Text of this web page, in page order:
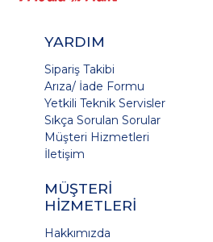
YARDIM
Sipariş Takibi
Arıza/ İade Formu
Yetkili Teknik Servisler
Sıkça Sorulan Sorular
Müşteri Hizmetleri
İletişim
MÜŞTERİ
HİZMETLERİ
Hakkımızda